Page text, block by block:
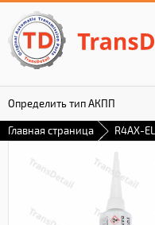
Определить тип АКПП
Гарантия
Главная страница R4AX-